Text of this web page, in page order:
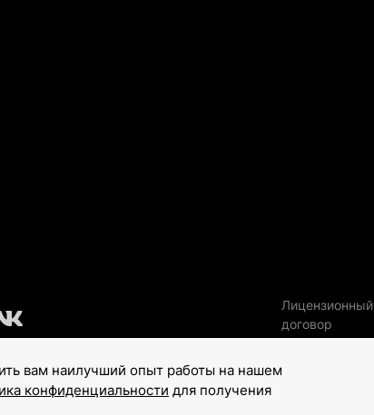
Лицензионный
договор
вам наилучший опыт работы на нашем
конфиденциальности для получения